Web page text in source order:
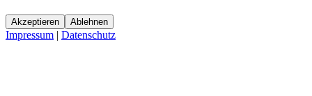
Akzeptieren Ablehnen
Impressum | Datenschutz